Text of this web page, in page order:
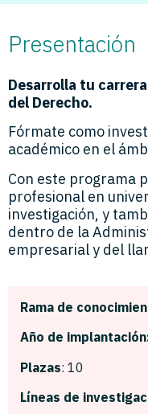
Presentación
Desarrolla tu
del Derecho.
Fórmate como
académico en el
Con este programa
profesional en
investigación, y
dentro de la
empresarial y del
Rama de
Año de
Plazas: 10
Líneas de